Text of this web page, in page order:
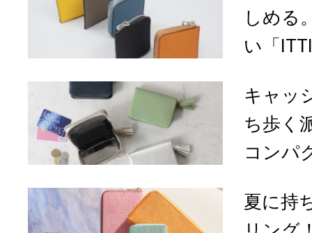
しめる
い「
キャッ
ち歩く
コンパ
夏に持